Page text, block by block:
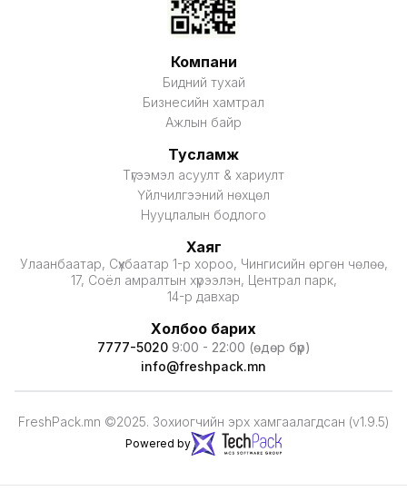
Компани
Бидний тухай
Бизнесийн хамтрал
Ажлын байр
Тусламж
Түгээмэл асуулт & хариулт
Үйлчилгээний нөхцөл
Нууцлалын бодлого
Хаяг
Улаанбаатар, Сүхбаатар 1-р хороо, Чингисийн өргөн чөлөө,
17, Соёл амралтын хүрээлэн, Централ парк,
14-р давхар
Холбоо барих
7777-5020 9:00 - 22:00 (өдөр бүр)
info@freshpack.mn
FreshPack.mn ©2025. Зохиогчийн эрх хамгаалагдсан (v1.9.5)
Powered by